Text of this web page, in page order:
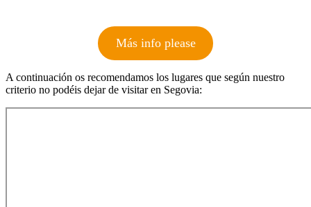
Más info please
A continuación os recomendamos los lugares que según nuestro
criterio no podéis dejar de visitar en Segovia: